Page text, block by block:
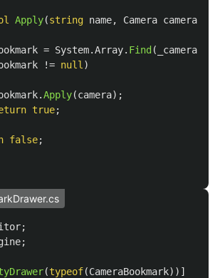
Apply(string name, Camera camera
= System.Array. Find (
!= null )
.Apply(camera);
true;
false;
;
;
(typeof(CameraBookmark))]